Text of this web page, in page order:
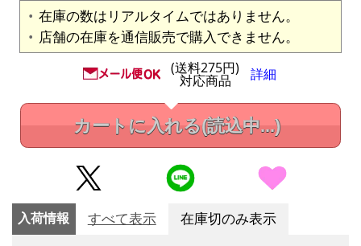
在庫の数はリアルタイムではありません。
店舗の在庫を通信販売で購入できません。
(送料275円)
対応商品 詳細
カートに入れる(読込中...)
入荷情報 すべて表示 在庫切のみ表示